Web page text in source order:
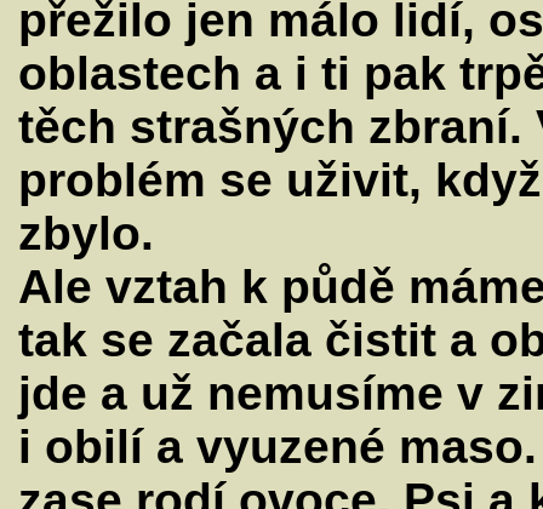
přežilo jen málo lidí,
oblastech a i ti pak
těch strašných zbraní.
problém se uživit,
zbylo.
Ale vztah k půdě
tak se začala čistit a
jde a už nemusíme v
i obilí a vyuzené